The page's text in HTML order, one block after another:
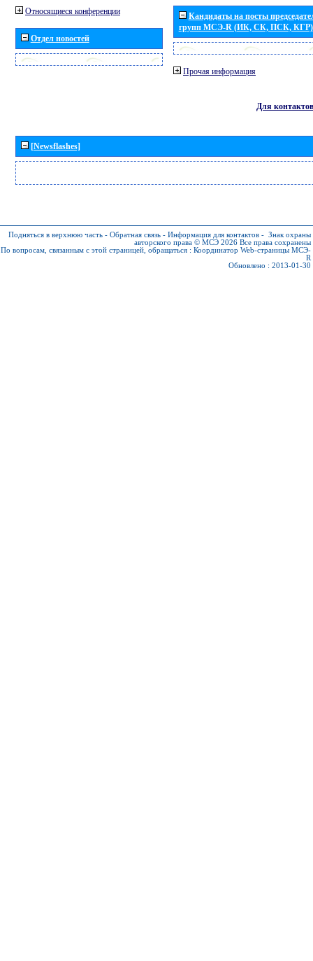
Относящиеся конференции
Отдел новостей
Кандидаты на посты
групп МСЭ-R (ИК, СК, ПСК, КГР)
Прочая информация
Для контактов
[Newsflashes]
Подняться в верхнюю часть - Обратная связь - Информация для контактов - Знак охраны
авторского права © МСЭ 2026 Все права сохранены
По вопросам, связанным с этой страницей, обращаться : Координатор Web-страницы МСЭ-
R
Обновлено : 2013-01-30